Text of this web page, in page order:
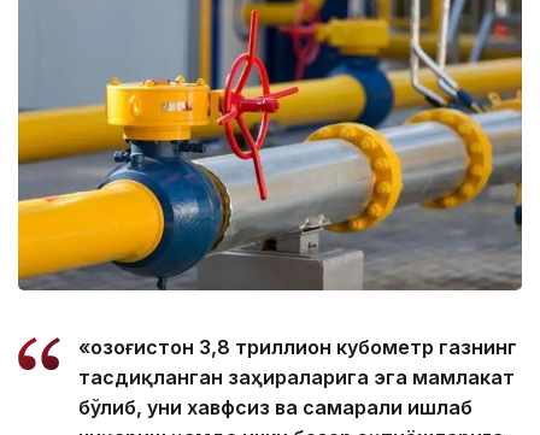
«Қозоғистон 3,8 триллион кубометр газнинг
тасдиқланган заҳираларига эга мамлакат
бўлиб, уни хавфсиз ва самарали ишлаб